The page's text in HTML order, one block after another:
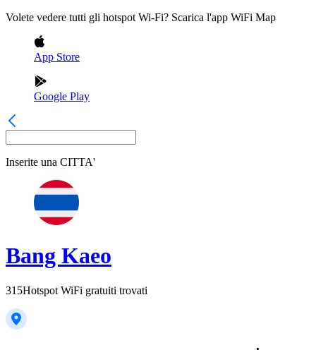
Volete vedere tutti gli hotspot Wi-Fi? Scarica l'app WiFi Map
App Store
Google Play
Inserite una CITTA'
Bang Kaeo
315Hotspot WiFi gratuiti trovati